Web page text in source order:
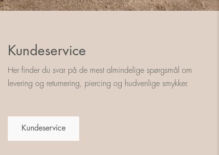
Kundeservice
Her finder du svar på de mest almindelige spørgsmål om
levering og returnering, piercing og hudvenlige smykker.
Kundeservice